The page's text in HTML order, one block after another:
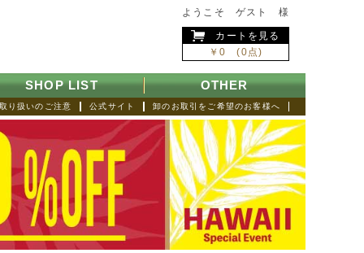
ようこそ ゲスト 様
カートを見る
￥0 (0点)
SHOP LIST OTHER
卸のお取引をご希望のお客様へ
公式サイト
り扱いのご注意